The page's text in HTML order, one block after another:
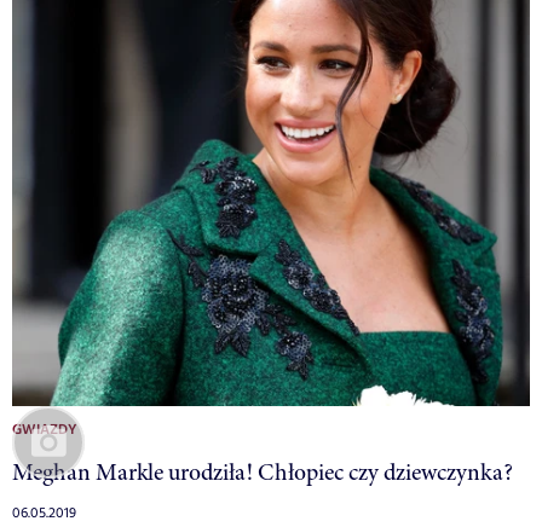
GWIAZDY
Meghan Markle urodziła! Chłopiec czy dziewczynka?
06.05.2019